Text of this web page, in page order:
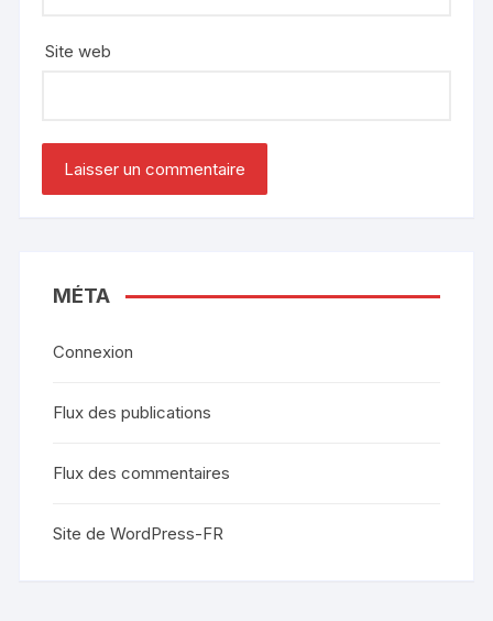
Site web
MÉTA
Connexion
Flux des publications
Flux des commentaires
Site de WordPress-FR